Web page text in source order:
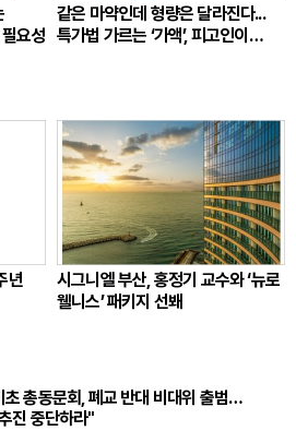
요성
같은 마약인데 형량은 달라진다...
특가법 가르는 ‘가액’, 피고인이
년
시그니엘 부산, 홍정기 교수와 ‘뉴로
웰니스’ 패키지 선봬
초 총동문회, 폐교 반대 비대위 출범…
진 중단하라"